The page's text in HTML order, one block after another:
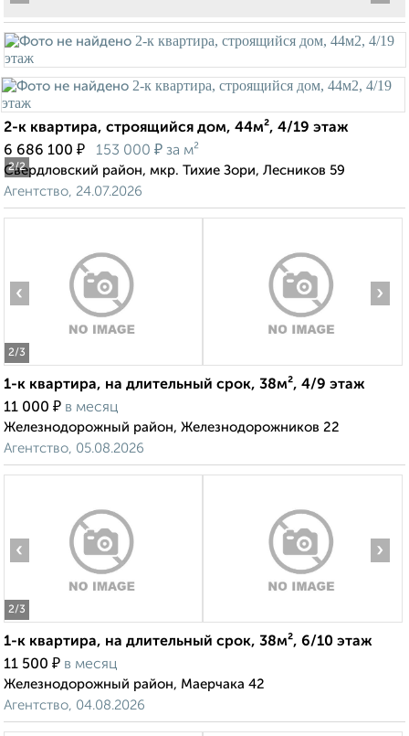
2/2
2-к квартира, строящийся дом, 44м², 4/19 этаж
6 686 100 ₽ 153 000 ₽ за м²
Свердловский район, мкр. Тихие Зори, Лесников 59
Агентство, 24.07.2026
2/3
‹ ›
1-к квартира, на длительный срок, 38м², 4/9 этаж
11 000 ₽ в месяц
Железнодорожный район, Железнодорожников 22
Агентство, 05.08.2026
2/3
‹ ›
1-к квартира, на длительный срок, 38м², 6/10 этаж
11 500 ₽ в месяц
Железнодорожный район, Маерчака 42
Агентство, 04.08.2026